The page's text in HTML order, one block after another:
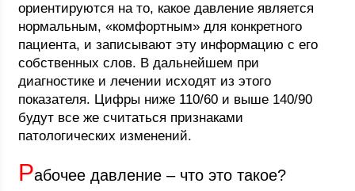
ориентируются на то, какое давление является
нормальным, «комфортным» для конкретного
пациента, и записывают эту информацию с его
собственных слов. В дальнейшем при
диагностике и лечении исходят из этого
показателя. Цифры ниже 110/60 и выше 140/90
будут все же считаться признаками
патологических изменений.
Рабочее давление – что это такое?